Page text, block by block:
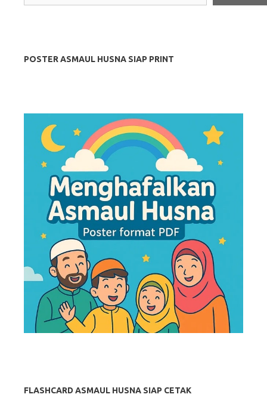
POSTER ASMAUL HUSNA SIAP PRINT
FLASHCARD ASMAUL HUSNA SIAP CETAK